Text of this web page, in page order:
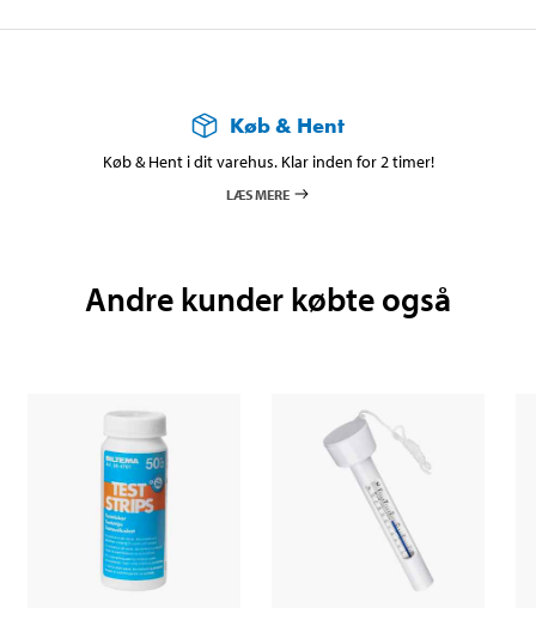
Køb & Hent
Køb & Hent i dit varehus. Klar inden for 2 timer!
LÆS MERE
Andre kunder købte også